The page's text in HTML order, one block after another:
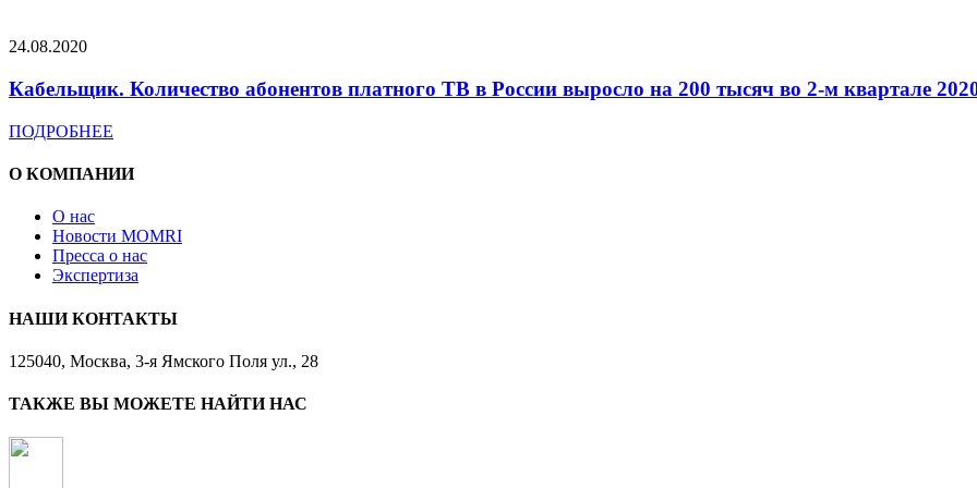
24.08.2020
Кабельщик. Количество абонентов платного ТВ в России выросло на 200 тысяч во 2-м квартале
ПОДРОБНЕЕ
О КОМПАНИИ
О нас
Новости MOMRI
Пресса о нас
Экспертиза
НАШИ КОНТАКТЫ
125040, Москва, 3-я Ямского Поля ул., 28
ТАКЖЕ ВЫ МОЖЕТЕ НАЙТИ НАС